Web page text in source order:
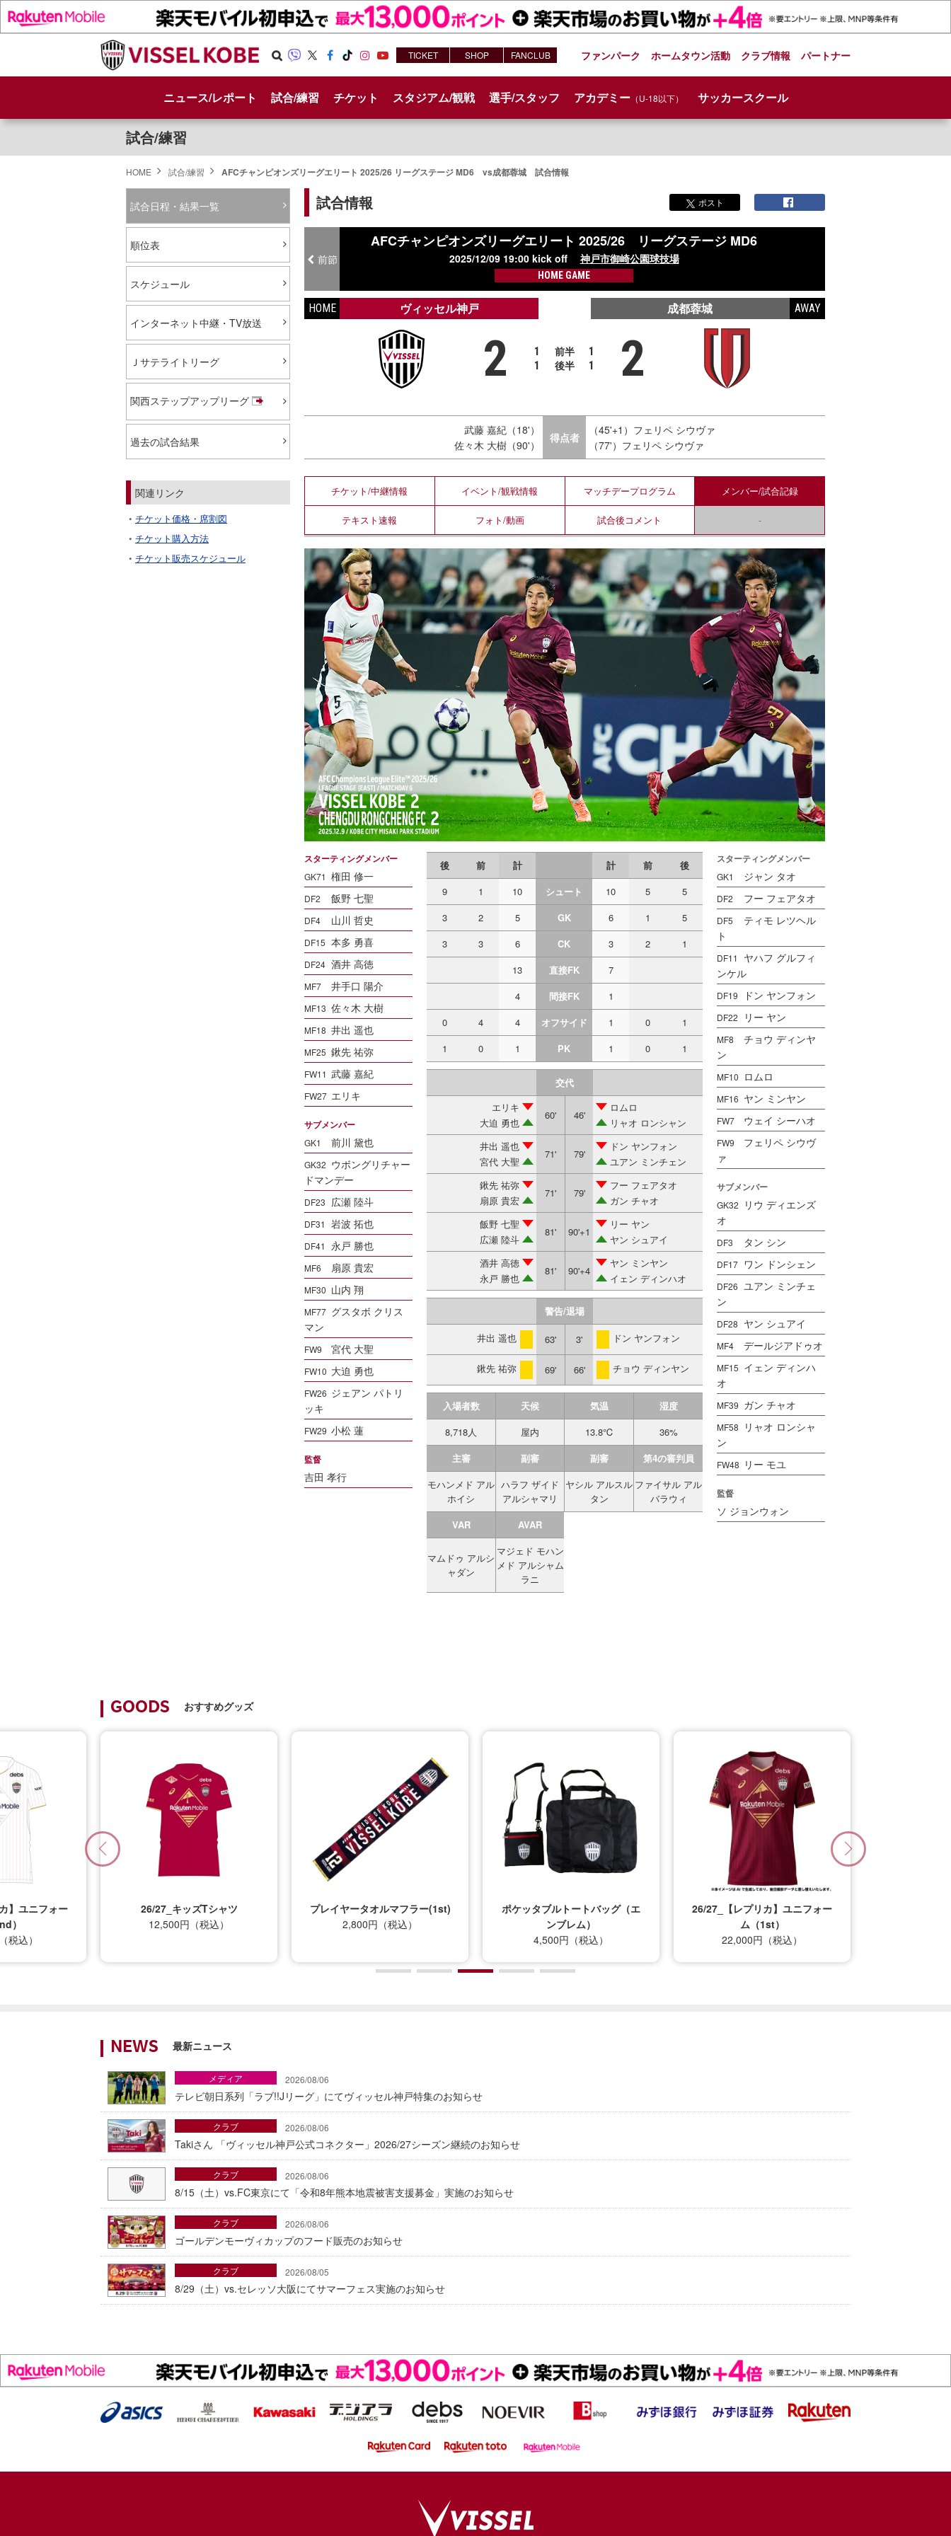
h
am e
ニュース/レポート 試合/練習 チケット スタジアム/観戦 選手/スタッフ アカデミー（U-18以下） サッカースクール
ファンパーク ホームタウン活動 クラブ情報 パートナー
TICKET SHOP FANCLUB
試合/練習
HOME 試合/練習 AFCチャンピオンズリーグエリート 2025/26 リーグステージ MD6 vs成都蓉城 試合情報
試合情報 ポスト
前節
AFCチャンピオンズリーグエリート 2025/26 リーグステージ MD6
2025/12/09 19:00 kick off 神戸市御崎公園球技場
HOME GAME
HOME ヴィッセル神戸 AWAY
成都蓉城
2 1 前半
1
1
後半 1 2
武藤 嘉紀（18'）
佐々木 大樹（90'）
得点者
（45'+1）フェリペ シウヴァ
（77'）フェリペ シウヴァ
チケット/中継情報 イベント/観戦情報 マッチデープログラム メンバー/試合記録
テキスト速報 フォト/動画 試合後コメント -
スターティングメンバー
GK71 権田 修一
DF2 飯野 七聖
DF4 山川 哲史
DF15 本多 勇喜
DF24 酒井 高徳
MF7 井手口 陽介
MF13 佐々木 大樹
MF18 井出 遥也
MF25 鍬先 祐弥
FW11 武藤 嘉紀
FW27 エリキ
サブメンバー
GK1 前川 黛也
GK32 ウボングリチャー
ドマンデー
DF23 広瀬 陸斗
DF31 岩波 拓也
DF41 永戸 勝也
MF6 扇原 貴宏
MF30 山内 翔
MF77 グスタボ クリス
マン
FW9 宮代 大聖
FW10 大迫 勇也
FW26 ジェアン パトリ
ッキ
FW29 小松 蓮
監督
吉田 孝行
スターティングメンバー
GK1 ジャン タオ
DF2 フー フェアタオ
DF5
ティモ レツヘル
ト
DF11
ヤハフ グルフィ
ンケル
DF19 ドン ヤンフォン
DF22 リー ヤン
MF8
チョウ ディンヤ
ン
MF10 ロムロ
MF16 ヤン ミンヤン
FW7 ウェイ シーハオ
FW9
フェリペ シウヴ
ァ
サブメンバー
GK32
リウ ディエンズ
オ
DF3 タン シン
DF17 ワン ドンシェン
DF26 ユアン ミンチェ
ン
DF28 ヤン シュアイ
MF4 デールジアドゥオ
MF15 イェン ディンハ
オ
MF39 ガン チャオ
MF58
リャオ ロンシャ
ン
FW48 リー モユ
監督
ソ ジョンウォン
後 前 計 計 前
後
9
1 10 シュート 10 5
5
3
2 5 GK 6 1
5
3
3 6 CK 3 2
1
13
直接FK
7
4
間接FK
1
0
4 4 オフサイド 1 0
1
1
0 1 PK 1 0 1
交代
エリキ
大迫 勇也
60' 46'
ロムロ
リャオ ロンシャン
井出 遥也
宮代 大聖
71' 79'
ドン ヤンフォン
ユアン ミンチェン
鍬先 祐弥
扇原 貴宏
71' 79'
フー フェアタオ
ガン チャオ
飯野 七聖
広瀬 陸斗
81' 90'+1
リー ヤン
ヤン シュアイ
酒井 高徳
永戸 勝也
81' 90'+4
ヤン ミンヤン
イェン ディンハオ
警告/退場
井出 遥也 警告63' 3' 警告
ドン ヤンフォン
鍬先 祐弥 警告69' 66' 警告
チョウ ディンヤン
入場者数 天候 気温
湿度
8,718人
屋内 13.8℃
36%
主審
副審 副審
第4の審判員
モハンメド アル
ホイシ
ハラフ ザイド
アルシャマリ
ヤシル アルスル
タン
ファイサル アル
バラウィ
VAR
AVAR
マムドゥ アルシ
ャダン
マジェド モハン
メド アルシャム
ラニ
試合日程・結果一覧
順位表
スケジュール
インターネット中継・TV放送
Ｊサテライトリーグ
関西ステップアップリーグ
過去の試合結果
関連リンク
チケット価格・席割図
チケット購入方法
チケット販売スケジュール
GOODS おすすめグッズ
】ユニフォー
）
税込）
26/27_キッズTシャツ
12,500円（税込）
プレイヤータオルマフラー(1st)
2,800円（税込）
ポケッタブルトートバッグ（エ
ンブレム）
4,500円（税込）
26/27_【レプリカ】ユニフォー
ム（1st）
22,000円（税込）
NEWS 最新ニュース
2026/08/06
テレビ朝日系列「ラブ!!Jリーグ」にてヴィッセル神戸特集のお知らせ
メディア
2026/08/06
Takiさん 「ヴィッセル神戸公式コネクター」2026/27シーズン継続のお知らせ
クラブ
2026/08/06
8/15（土）vs.FC東京にて「令和8年熊本地震被害支援募金」実施のお知らせ
クラブ
2026/08/06
ゴールデンモーヴィカップのフード販売のお知らせ
クラブ
2026/08/05
8/29（土）vs.セレッソ大阪にてサマーフェス実施のお知らせ
クラブ